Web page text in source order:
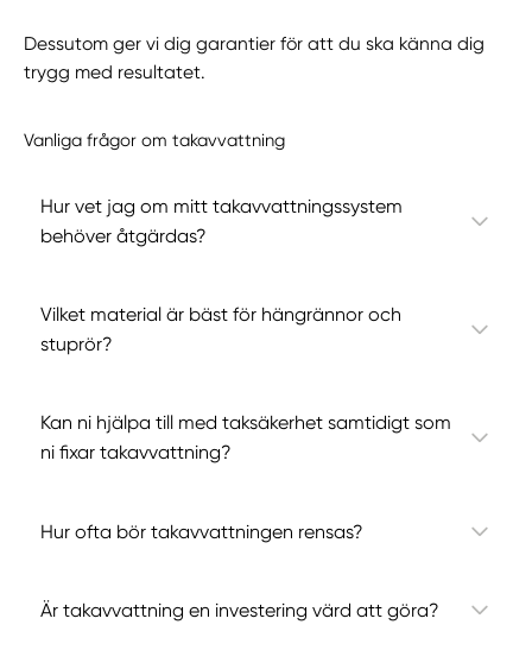
Dessutom ger vi dig garantier för att du ska känna dig
trygg med resultatet.
Vanliga frågor om takavvattning
Hur vet jag om mitt takavvattningssystem
behöver åtgärdas?
Vilket material är bäst för hängrännor och
stuprör?
Kan ni hjälpa till med taksäkerhet samtidigt som
ni fixar takavvattning?
Hur ofta bör takavvattningen rensas?
Är takavvattning en investering värd att göra?